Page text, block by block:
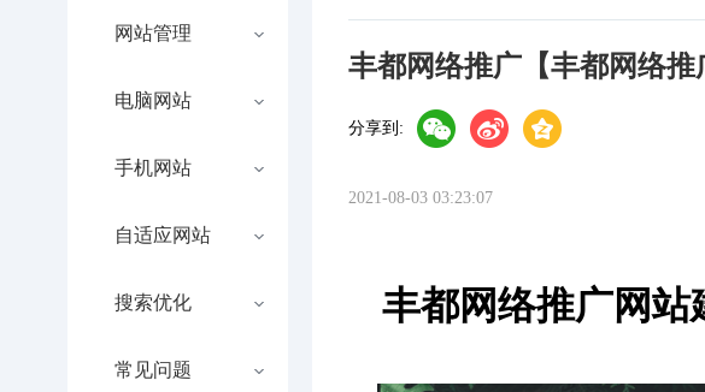
网站管理
电脑网站
手机网站
自适应网站
搜索优化
常见问题
丰都网络推广【丰都网络推
分享到:
2021-08-03 03:23:07
丰都网络推广网站